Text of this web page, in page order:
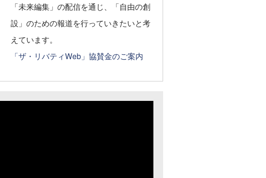
「未来編集」の配信を通じ、「自由の創
設」のための報道を行っていきたいと考
えています。
「ザ・リバティWeb」協賛金のご案内